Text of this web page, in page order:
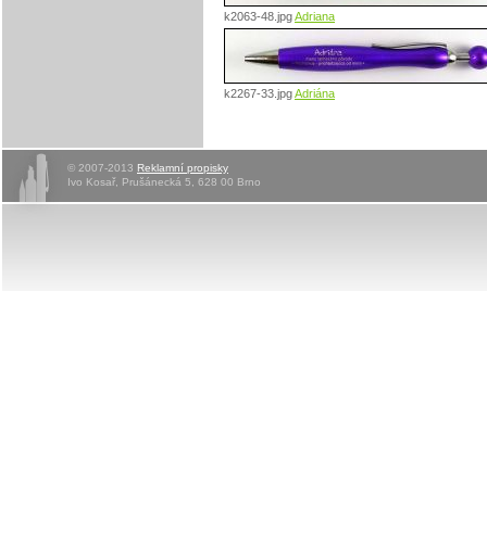
k2063-48.jpgAdriana
k2267-33.jpgAdriána
© 2007-2013 Reklamní propisky
Ivo Kosař, Prušánecká 5, 628 00 Brno